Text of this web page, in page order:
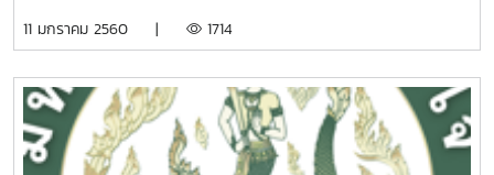
16.30 น.โดย สาขาเคมี และสาขาเคมีประยุกต์ คณะวิทยาศาสตร์
11 มกราคม 2560 | 1714